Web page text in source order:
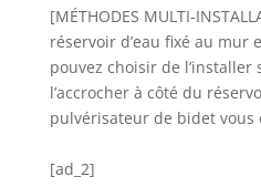
[MÉTHODES MULTI-
réservoir d’eau fixé au mur
pouvez choisir de l’installer
l’accrocher à côté du
pulvérisateur de bidet vous
[ad_2]